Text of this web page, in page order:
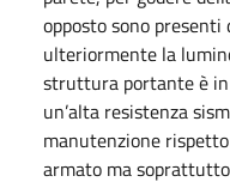
opposto sono
ulteriormente la
struttura portante è in
un’alta resistenza
manutenzione
armato ma